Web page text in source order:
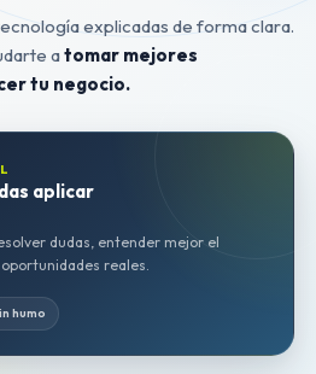
explicadas de forma clara.
atomar mejores
tu negocio.
aplicar
dudas, entender mejor el
reales.
humo